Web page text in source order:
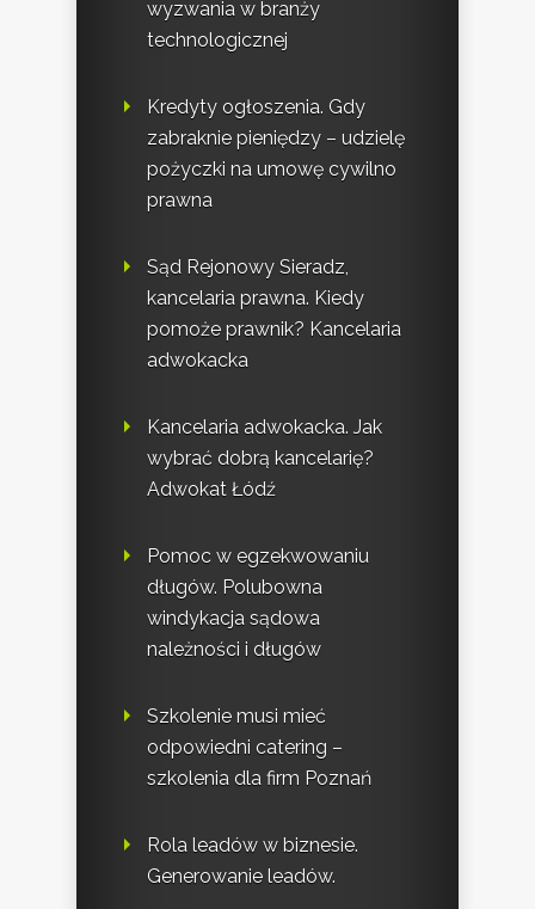
wyzwania w branży
technologicznej
Kredyty ogłoszenia. Gdy
zabraknie pieniędzy – udzielę
pożyczki na umowę cywilno
prawna
Sąd Rejonowy Sieradz,
kancelaria prawna. Kiedy
pomoże prawnik? Kancelaria
adwokacka
Kancelaria adwokacka. Jak
wybrać dobrą kancelarię?
Adwokat Łódź
Pomoc w egzekwowaniu
długów. Polubowna
windykacja sądowa
należności i długów
Szkolenie musi mieć
odpowiedni catering –
szkolenia dla firm Poznań
Rola leadów w biznesie.
Generowanie leadów.